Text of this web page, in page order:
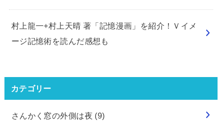
村上龍一+村上天晴 著「記憶漫画」を紹介！Ｖイメ
ージ記憶術を読んだ感想も
カテゴリー
さんかく窓の外側は夜 (9)